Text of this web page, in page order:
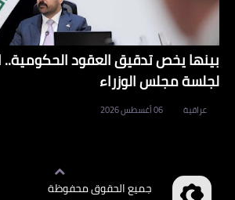
بينها يخص تدقيق العقود الحكومية..
لجلسة مجلس الوزراء
عراقية 06 أغسطس 2026
جميع الحقوق محفوظة